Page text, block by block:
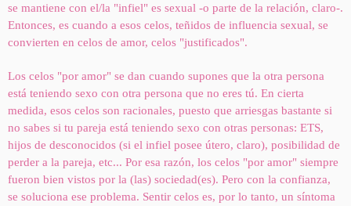
se mantiene con el/la "infiel" es sexual -o parte de la relación, claro-.
Entonces, es cuando a esos celos, teñidos de influencia sexual, se
convierten en celos de amor, celos "justificados".
Los celos "por amor" se dan cuando supones que la otra persona
está teniendo sexo con otra persona que no eres tú. En cierta
medida, esos celos son racionales, puesto que arriesgas bastante si
no sabes si tu pareja está teniendo sexo con otras personas: ETS,
hijos de desconocidos (si el infiel posee útero, claro), posibilidad de
perder a la pareja, etc... Por esa razón, los celos "por amor" siempre
fueron bien vistos por la (las) sociedad(es). Pero con la confianza,
se soluciona ese problema. Sentir celos es, por lo tanto, un síntoma